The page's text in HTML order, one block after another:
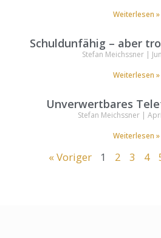
Weiterlesen »
Schuldunfähig – aber
Stefan Meichssner
Weiterlesen »
Unverwertbares
Stefan Meichssner
Weiterlesen »
« Voriger 1 2 3 4